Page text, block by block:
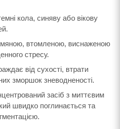
кола, синяву або вікову
втомленою, виснаженою
стресу.
від сухості, втрати
зморшок зневодненості.
засіб з миттєвим
швидко поглинається та